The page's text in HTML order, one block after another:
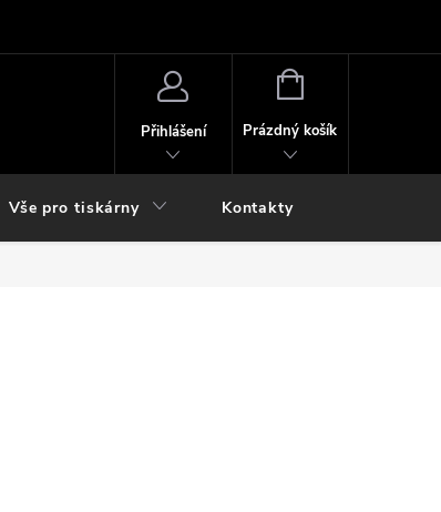
Přihlášení
NÁKUPNÍ
Prázdný košík
Vše pro tiskárny Kontakty